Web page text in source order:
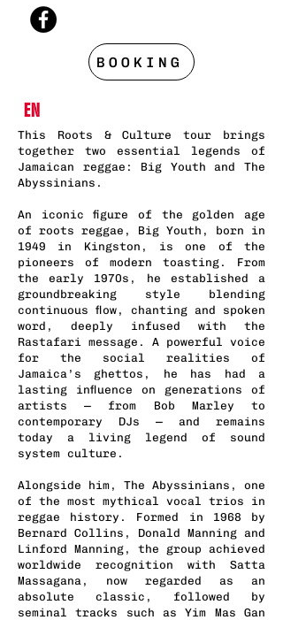
BOOKING
EN
This Roots & Culture tour brings
together two essential legends of
Jamaican reggae: Big Youth and The
Abyssinians.
An iconic figure of the golden age
of roots reggae, Big Youth, born in
1949 in Kingston, is one of the
pioneers of modern toasting. From
the early 1970s, he established a
groundbreaking style blending
continuous flow, chanting and spoken
word, deeply infused with the
Rastafari message. A powerful voice
for the social realities of
Jamaica’s ghettos, he has had a
lasting influence on generations of
artists — from Bob Marley to
contemporary DJs — and remains
today a living legend of sound
system culture.
Alongside him, The Abyssinians, one
of the most mythical vocal trios in
reggae history. Formed in 1968 by
Bernard Collins, Donald Manning and
Linford Manning, the group achieved
worldwide recognition with Satta
Massagana, now regarded as an
absolute classic, followed by
seminal tracks such as Yim Mas Gan